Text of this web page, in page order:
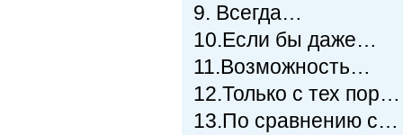
9. Всегда…
10.Если бы даже…
11.Возможность…
12.Только с тех пор…
13.По сравнению с…